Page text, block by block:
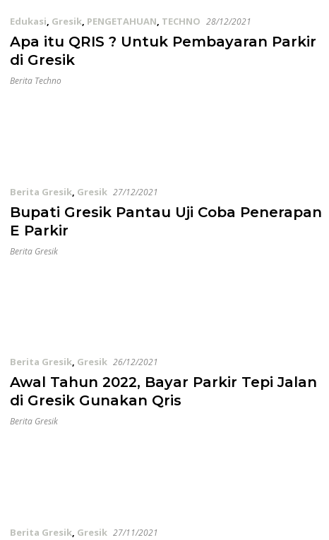
Edukasi, Gresik, PENGETAHUAN, TECHNO 28/12/2021
Apa itu QRIS ? Untuk Pembayaran Parkir
di Gresik
Berita Techno
Berita Gresik, Gresik 27/12/2021
Bupati Gresik Pantau Uji Coba Penerapan
E Parkir
Berita Gresik
Berita Gresik, Gresik 26/12/2021
Awal Tahun 2022, Bayar Parkir Tepi Jalan
di Gresik Gunakan Qris
Berita Gresik
Berita Gresik, Gresik 27/11/2021